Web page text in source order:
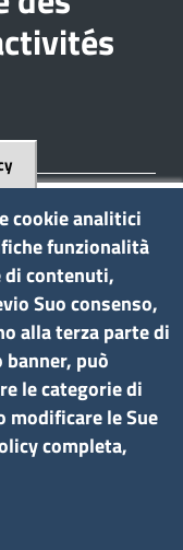
cookie analitici
funzionalità
di contenuti,
Suo consenso,
alla terza parte di
può
le categorie di
modificare le Sue
completa,